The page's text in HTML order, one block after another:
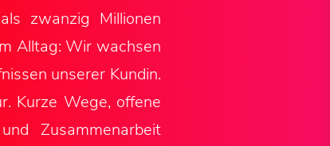
zwanzig Millionen
Alltag: Wir wachsen
unserer Kundin.
Kurze Wege, offene
Zusammenarbeit